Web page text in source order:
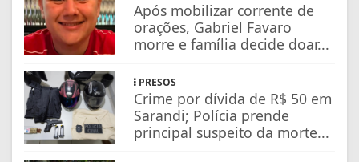
Após mobilizar corrente de
orações, Gabriel Favaro
morre e família decide doar...
PRESOS
Crime por dívida de R$ 50 em
Sarandi; Polícia prende
principal suspeito da morte...